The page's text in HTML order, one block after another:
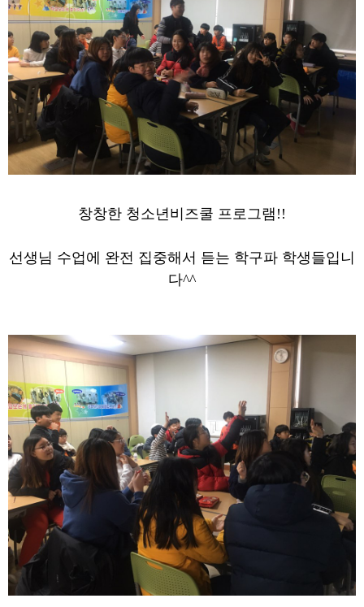
창창한 청소년비즈쿨 프로그램!!
선생님 수업에 완전 집중해서 듣는 학구파 학생들입니
다^^